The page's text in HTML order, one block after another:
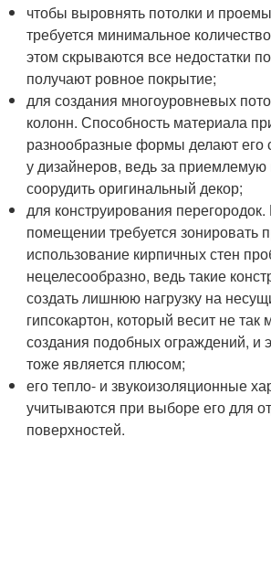
чтобы выровнять потолки и
требуется минимальное
этом скрываются все недостатки
получают ровное покрытие;
для создания многоуровневых
колонн. Способность материала
разнообразные формы делают его
у дизайнеров, ведь за
соорудить оригинальный декор;
для конструирования перегородок.
помещении требуется зонировать
использование кирпичных стен
нецелесообразно, ведь такие
создать лишнюю нагрузку на
гипсокартон, который весит не так
создания подобных ограждений, и
тоже является плюсом;
его тепло- и звукоизоляционные
учитываются при выборе его для
поверхностей.